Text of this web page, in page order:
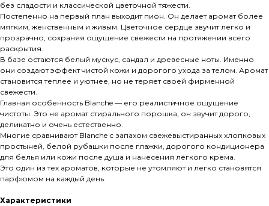
без сладости и классической цветочной тяжести.
Постепенно на первый план выходит пион. Он делает аромат более
мягким, женственным и живым. Цветочное сердце звучит легко и
прозрачно, сохраняя ощущение свежести на протяжении всего
раскрытия.
В базе остаются белый мускус, сандал и древесные ноты. Именно
они создают эффект чистой кожи и дорогого ухода за телом. Аромат
становится теплее и уютнее, но не теряет своей фирменной
свежести.
Главная особенность Blanche — его реалистичное ощущение
чистоты. Это не аромат стирального порошка, он звучит дорого,
деликатно и очень естественно.
Многие сравнивают Blanche с запахом свежевыстиранных хлопковых
простыней, белой рубашки после глажки, дорогого кондиционера
для белья или кожи после душа и нанесения лёгкого крема.
Это один из тех ароматов, которые не утомляют и легко становятся
парфюмом на каждый день.
Характеристики